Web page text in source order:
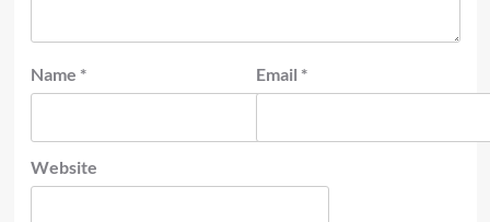
Name * Email *
Website